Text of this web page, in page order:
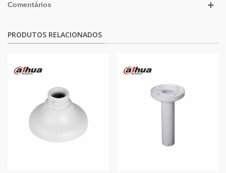
Comentários
PRODUTOS RELACIONADOS